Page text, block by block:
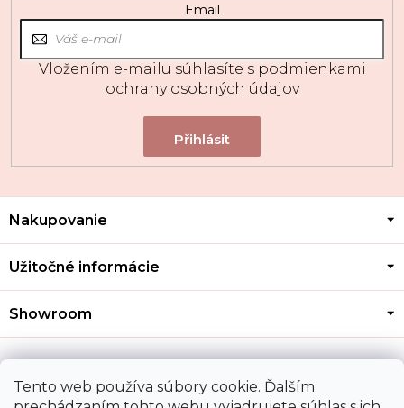
Tento web používa súbory cookie. Ďalším
Email
Vložením e-mailu súhlasíte s podmienkami
ochrany osobných údajov
Z
p
t
Nakupovanie
Užitočné informácie
Showroom
Kontakt